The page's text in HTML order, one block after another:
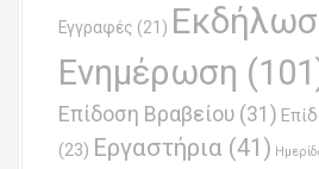
Εγγραφές (21)
Ενημέρωση
Επίδοση Βραβείου (31)
(23) Εργαστήρια (41)